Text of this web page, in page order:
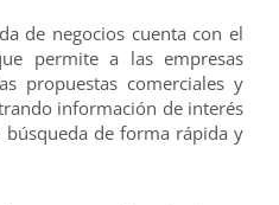
de negocios cuenta con el
permite a las empresas
propuestas comerciales y
información de interés
de forma rápida y